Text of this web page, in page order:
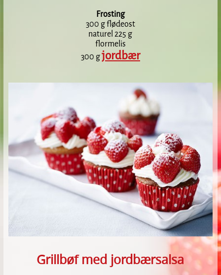
Frosting
300 g flødeost
naturel 225 g
flormelis
300 gjordbær
Grillbøf med jordbærsalsa